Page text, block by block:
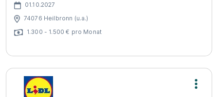
01.10.2027
74076 Heilbronn (u.a.)
1.300 - 1.500 € pro Monat